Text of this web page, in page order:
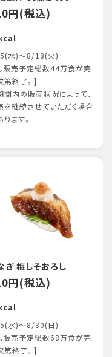
円(税込)
水)～8/18(火)
販売予定総数44万食が完
第終了。]
内の販売状況によって、
を継続させていただく場合
ります。
ぎ 梅しそおろし
円(税込)
水)～8/30(日)
販売予定総数68万食が完
第終了。]